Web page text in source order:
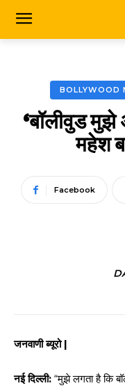
BOLLYWOOD
‘बॉलीवुड मुझे
महेश
Facebook
जनवाणी ब्यूरो |
नई दिल्ली: “मुझे लगता है कि